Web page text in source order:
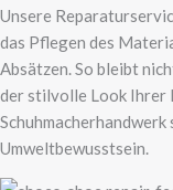
Unsere
das Pflegen des
Absätzen. So bleibt
der stilvolle Look Ihrer
Umweltbewusstsein.